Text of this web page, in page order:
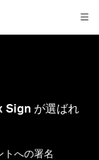
Sign が選ばれ
トへの署名